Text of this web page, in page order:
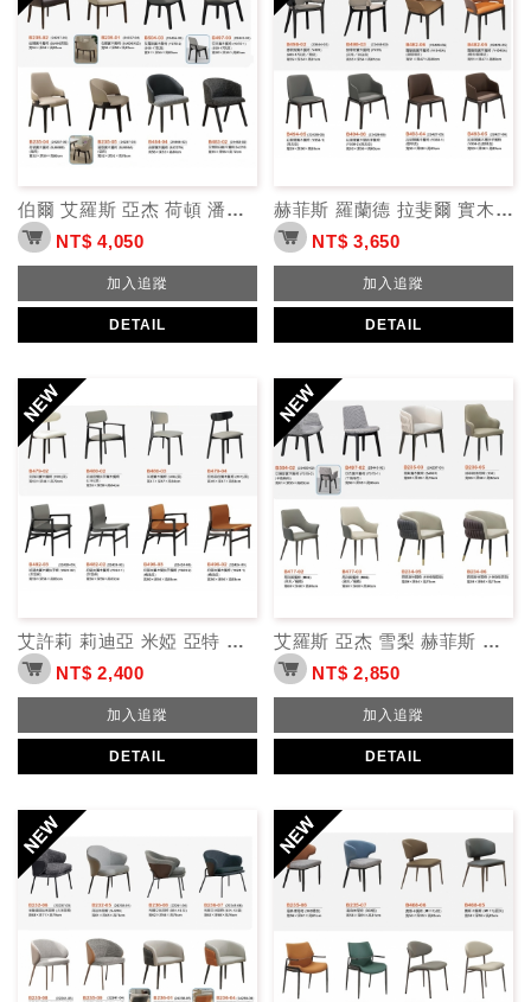
伯爾 艾羅斯 亞杰 荷頓 潘恩 安娜 艾爾斯 實木餐椅
NT$ 4,050
加入追蹤
DETAIL
赫菲斯 羅蘭德 拉斐爾 實木餐椅
NT$ 3,650
加入追蹤
DETAIL
艾許莉 莉迪亞 米婭 亞特 約瑟夫 實木餐椅
NT$ 2,400
加入追蹤
DETAIL
艾羅斯 亞杰 雪梨 赫菲斯 馬科斯 西恩斯 實木餐椅
NT$ 2,850
加入追蹤
DETAIL